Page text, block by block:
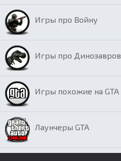
Игры про Войну
Игры про Динозавров
Игры похожие на GTA
Лаунчеры GTA